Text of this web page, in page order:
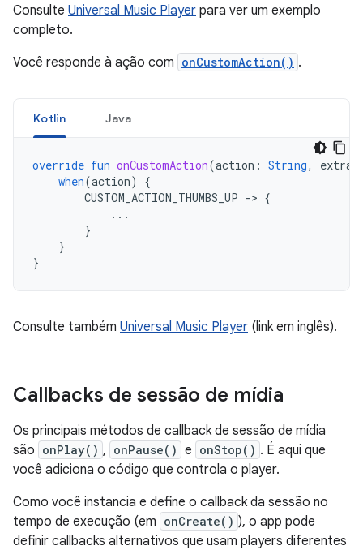
Consulte Universal Music Player para ver um exemplo
completo.
Você responde à ação com onCustomAction() .
Kotlin Java
override fun onCustomAction(action : String, extras
when(action)
{
CUSTOM_ACTION_THUMBS_UP -> {
...
}
}
}
Consulte também Universal Music Player (link em inglês).
Callbacks de sessão de mídia
Os principais métodos de callback de sessão de mídia
são onPlay() , onPause() e onStop() . É aqui que
você adiciona o código que controla o player.
Como você instancia e define o callback da sessão no
tempo de execução (em onCreate() ), o app pode
definir callbacks alternativos que usam players diferentes